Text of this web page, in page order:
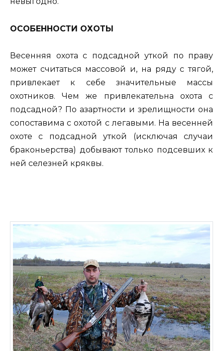
ОСОБЕННОСТИ ОХОТЫ
Весенняя охота с подсадной уткой по праву
может считаться массовой и, на ряду с тягой,
привлекает к себе значительные массы
охотников. Чем же привлекательна охота с
подсадной? По азартности и зрелищности она
сопоставима с охотой с легавыми. На весенней
охоте с подсадной уткой (исключая случаи
браконьерства) добывают только подсевших к
ней селезней кряквы.